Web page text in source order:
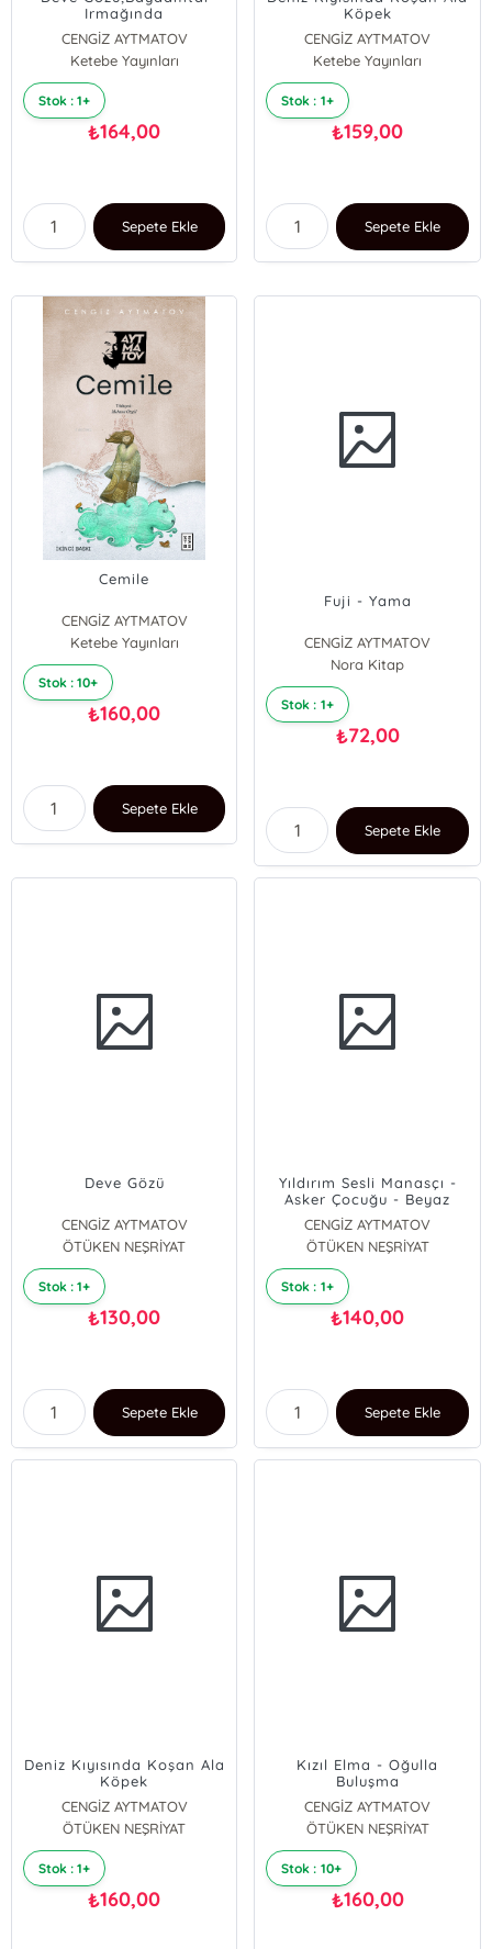
Irmağında
CENGİZ AYTMATOV
Ketebe Yayınları
Stok : 1+
₺164,00
Sepete Ekle
Köpek
CENGİZ AYTMATOV
Ketebe Yayınları
Stok : 1+
₺159,00
Sepete Ekle
Cemile
CENGİZ AYTMATOV
Ketebe Yayınları
Stok : 10+
₺160,00
Sepete Ekle
Fuji - Yama
CENGİZ AYTMATOV
Nora Kitap
Stok : 1+
₺72,00
Sepete Ekle
Deve Gözü
CENGİZ AYTMATOV
ÖTÜKEN NEŞRİYAT
Stok : 1+
₺130,00
Sepete Ekle
Yıldırım Sesli Manasçı -
Asker Çocuğu - Beyaz
Yağmur
CENGİZ AYTMATOV
ÖTÜKEN NEŞRİYAT
Stok : 1+
₺140,00
Sepete Ekle
Deniz Kıyısında Koşan Ala
Köpek
CENGİZ AYTMATOV
ÖTÜKEN NEŞRİYAT
Stok : 1+
₺160,00
Kızıl Elma - Oğulla
Buluşma
CENGİZ AYTMATOV
ÖTÜKEN NEŞRİYAT
Stok : 10+
₺160,00